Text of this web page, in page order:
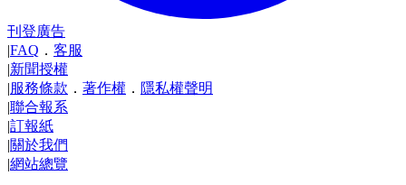
刊登廣告
|FAQ ． 客服
|新聞授權
|服務條款 ． 著作權 ． 隱私權聲明
|聯合報系
|訂報紙
|關於我們
|網站總覽